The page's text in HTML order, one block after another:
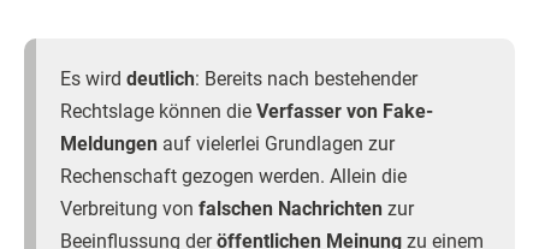
Es wird deutlich: Bereits nach bestehender
Rechtslage können die Verfasser von Fake-
Meldungen auf vielerlei Grundlagen zur
Rechenschaft gezogen werden. Allein die
Verbreitung von falschen Nachrichten zur
Beeinflussung deröffentlichen Meinung zu einem